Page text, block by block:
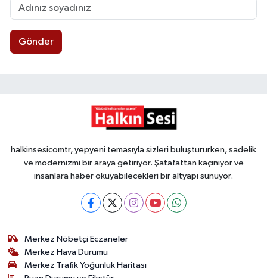
Gönder
halkinsesicomtr, yepyeni temasıyla sizleri buluştururken, sadelik
ve modernizmi bir araya getiriyor. Şatafattan kaçınıyor ve
insanlara haber okuyabilecekleri bir altyapı sunuyor.
Merkez Nöbetçi Eczaneler
Merkez Hava Durumu
Merkez Trafik Yoğunluk Haritası